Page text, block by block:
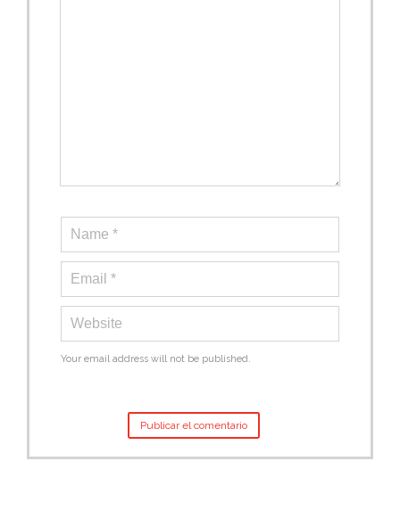
Your email address will not be published.